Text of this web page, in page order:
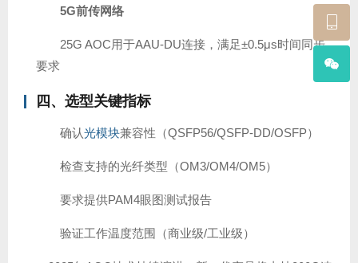
5G前传网络
25G AOC用于AAU-DU连接，满足±0.5μs时间同步
要求
四、选型关键指标
确认光模块兼容性（QSFP56/QSFP-DD/OSFP）
检查支持的光纤类型（OM3/OM4/OM5）
要求提供PAM4眼图测试报告
验证工作温度范围（商业级/工业级）